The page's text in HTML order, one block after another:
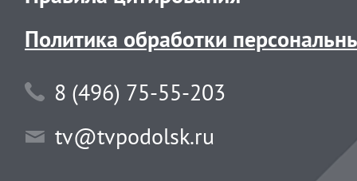
Политика обработки
8 (496) 75-55-203
tv@tvpodolsk.ru